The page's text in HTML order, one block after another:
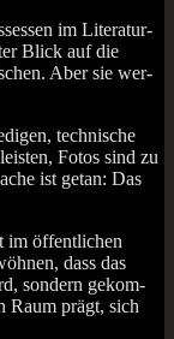
im Lite­ra­tur­
Blick auf die
Aber sie wer­
tech­ni­sche
Fotos sind zu
ist getan: Das
im öffent­li­chen
dass das
son­dern gekom­
Raum prägt, sich